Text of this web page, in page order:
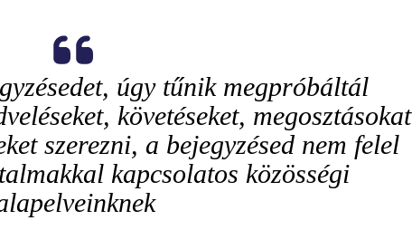
úgy tűnik megpróbáltál
követéseket, megosztásokat
szerezni, a bejegyzésed nem felel
kapcsolatos közösségi